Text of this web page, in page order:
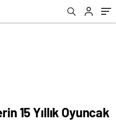
15 Yıllık Oyuncak